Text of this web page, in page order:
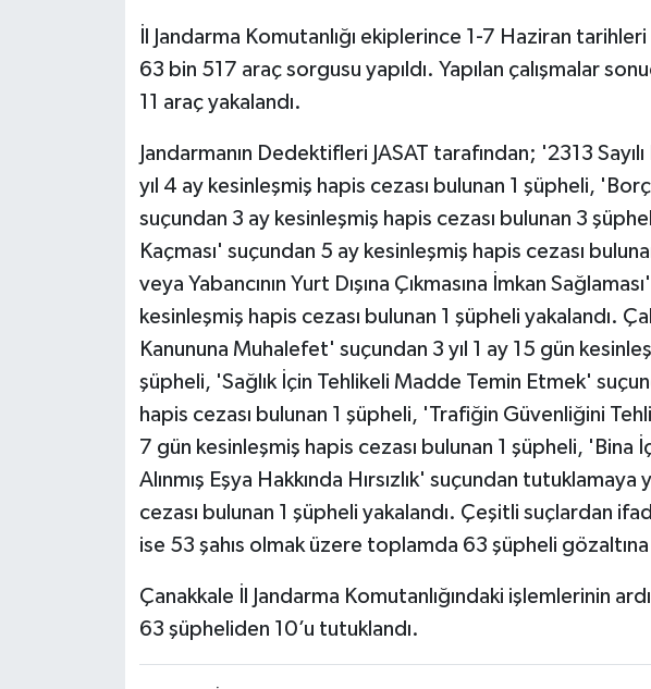
İl Jandarma Komutanlığı ekiplerince 1-7 Haziran
63 bin 517 araç sorgusu yapıldı. Yapılan çalışmalar
11 araç yakalandı.
Jandarmanın Dedektifleri JASAT tarafından; '2313 Sayılı
yıl 4 ay kesinleşmiş hapis cezası bulunan 1 şüpheli,
suçundan 3 ay kesinleşmiş hapis cezası bulunan 3
Kaçması' suçundan 5 ay kesinleşmiş hapis cezası
veya Yabancının Yurt Dışına Çıkmasına İmkan
kesinleşmiş hapis cezası bulunan 1 şüpheli yakalandı.
Kanununa Muhalefet' suçundan 3 yıl 1 ay 15 gün
şüpheli, 'Sağlık İçin Tehlikeli Madde Temin Etmek'
hapis cezası bulunan 1 şüpheli, 'Trafiğin Güvenliğini
7 gün kesinleşmiş hapis cezası bulunan 1 şüpheli, 'Bina
Alınmış Eşya Hakkında Hırsızlık' suçundan
cezası bulunan 1 şüpheli yakalandı. Çeşitli suçlardan
ise 53 şahıs olmak üzere toplamda 63 şüpheli gözaltına
Çanakkale İl Jandarma Komutanlığındaki işlemlerinin
63 şüpheliden 10’u tutuklandı.